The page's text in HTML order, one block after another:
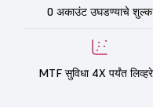
0 अकाउंट उघडण्याचे शुल्क
MTF सुविधा 4X पर्यंत